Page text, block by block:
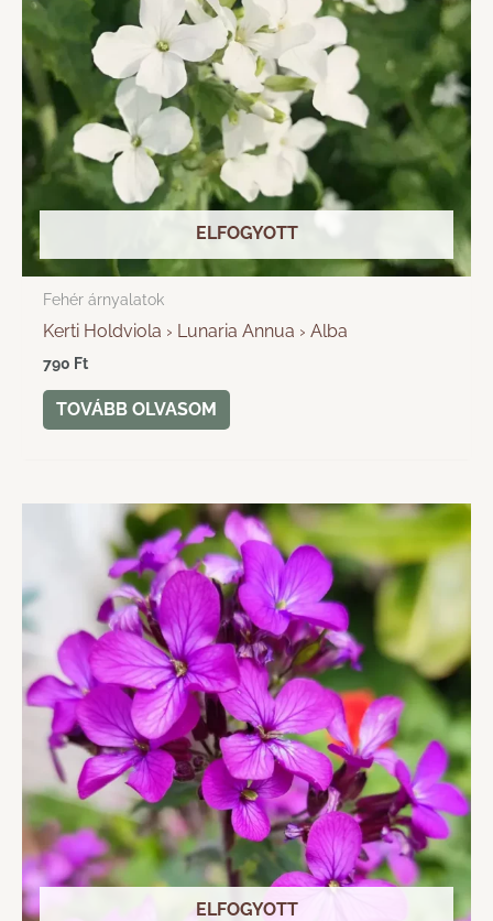
ELFOGYOTT
Fehér árnyalatok
Kerti Holdviola › Lunaria Annua › Alba
790 Ft
TOVÁBB OLVASOM
ELFOGYOTT